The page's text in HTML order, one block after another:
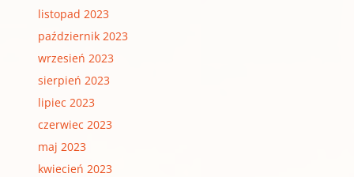
listopad 2023
październik 2023
wrzesień 2023
sierpień 2023
lipiec 2023
czerwiec 2023
maj 2023
kwiecień 2023